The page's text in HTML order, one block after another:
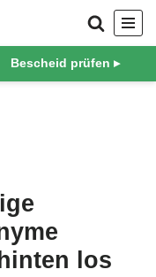
Bescheid prüfen ▸
los